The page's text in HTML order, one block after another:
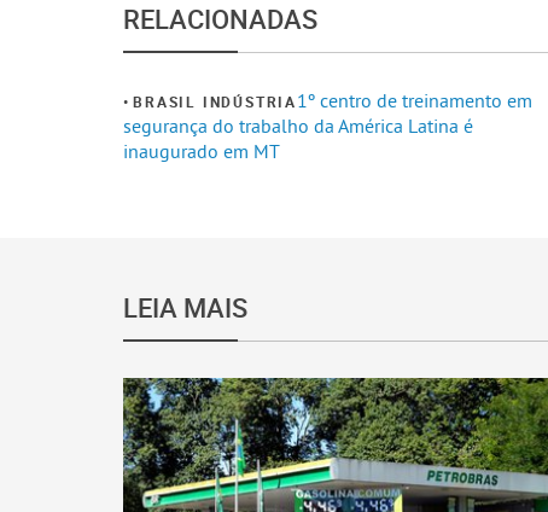
RELACIONADAS
BRASIL INDÚSTRIA1º centro de treinamento em
segurança do trabalho da América Latina é
inaugurado em MT
LEIA MAIS